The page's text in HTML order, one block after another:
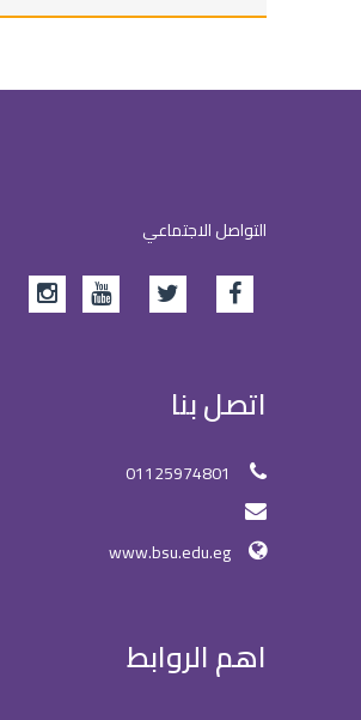
التواصل الاجتماعي
اتصل بنا
01125974801
www.bsu.edu.eg
اهم الروابط